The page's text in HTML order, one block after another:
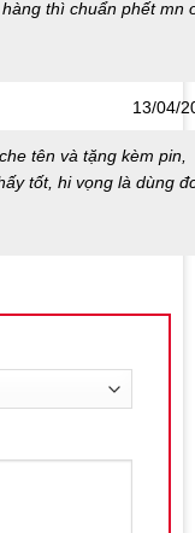
giúp bạn thỏa
và tiện lợi hơn, giúp
nước sạch và
khoảnh khắc đầy
cao su Nha
thì chuẩn phết mn
13/04/
tên và tặng kèm pin,
tốt, hi vọng là dùng